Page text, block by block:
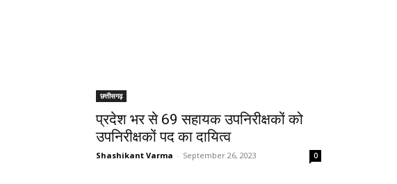
छत्तीसगढ़
प्रदेश भर से 69 सहायक उपनिरीक्षकों को
उपनिरीक्षकों पद का दायित्व
Shashikant Varma - September 26, 2023 0